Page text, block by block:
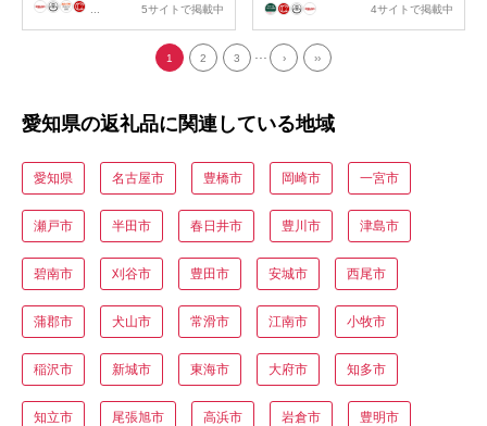
音楽雑貨 制振材
5サイトで掲載中 4サイトで掲載中
1 2 3 › ››
愛知県の返礼品に関連している地域
愛知県 名古屋市 豊橋市 岡崎市 一宮市
瀬戸市 半田市 春日井市 豊川市 津島市
碧南市 刈谷市 豊田市 安城市 西尾市
蒲郡市 犬山市 常滑市 江南市 小牧市
稲沢市 新城市 東海市 大府市 知多市
知立市 尾張旭市 高浜市 岩倉市 豊明市